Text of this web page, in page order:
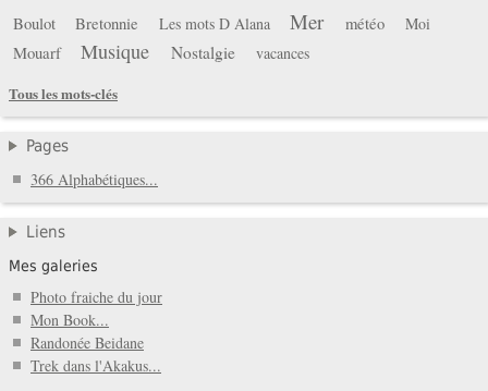
Boulot
Bretonnie Les mots D Alana Mer météo Moi
Mouarf Musique Nostalgie
vacances
Tous les mots-clés
Pages
366 Alphabétiques...
Liens
Mes galeries
Photo fraiche du jour
Mon Book...
Randonée Beidane
Trek dans l'Akakus...